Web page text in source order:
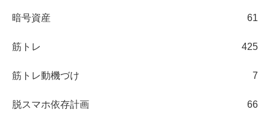
暗号資産 61
筋トレ 425
筋トレ動機づけ 7
脱スマホ依存計画 66